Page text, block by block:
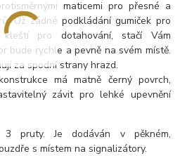
maticemi pro přesné a
Už zádné podkládání gumiček pro
kleští pro dotahování, stačí Vám
bude rychle a pevně na svém místě.
za spodní strany hrazd.
má matně černý povrch,
závit pro lehké upevnění
pruty. Je dodáván v pěkném,
s místem na signalizátory.